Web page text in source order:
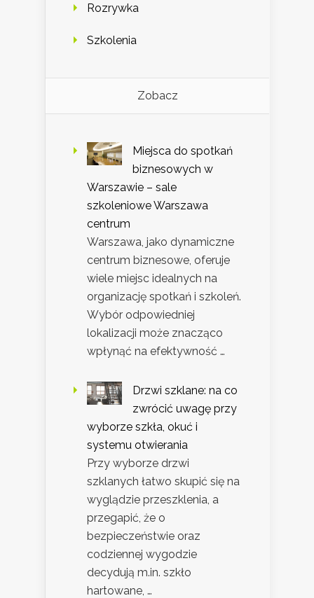
Rozrywka
Szkolenia
Zobacz
Miejsca do spotkań
biznesowych w
Warszawie – sale
szkoleniowe Warszawa
centrum
Warszawa, jako dynamiczne
centrum biznesowe, oferuje
wiele miejsc idealnych na
organizację spotkań i szkoleń.
Wybór odpowiedniej
lokalizacji może znacząco
wpłynąć na efektywność …
Drzwi szklane: na co
zwrócić uwagę przy
wyborze szkła, okuć i
systemu otwierania
Przy wyborze drzwi
szklanych łatwo skupić się na
wyglądzie przeszklenia, a
przegapić, że o
bezpieczeństwie oraz
codziennej wygodzie
decydują m.in. szkło
hartowane, …